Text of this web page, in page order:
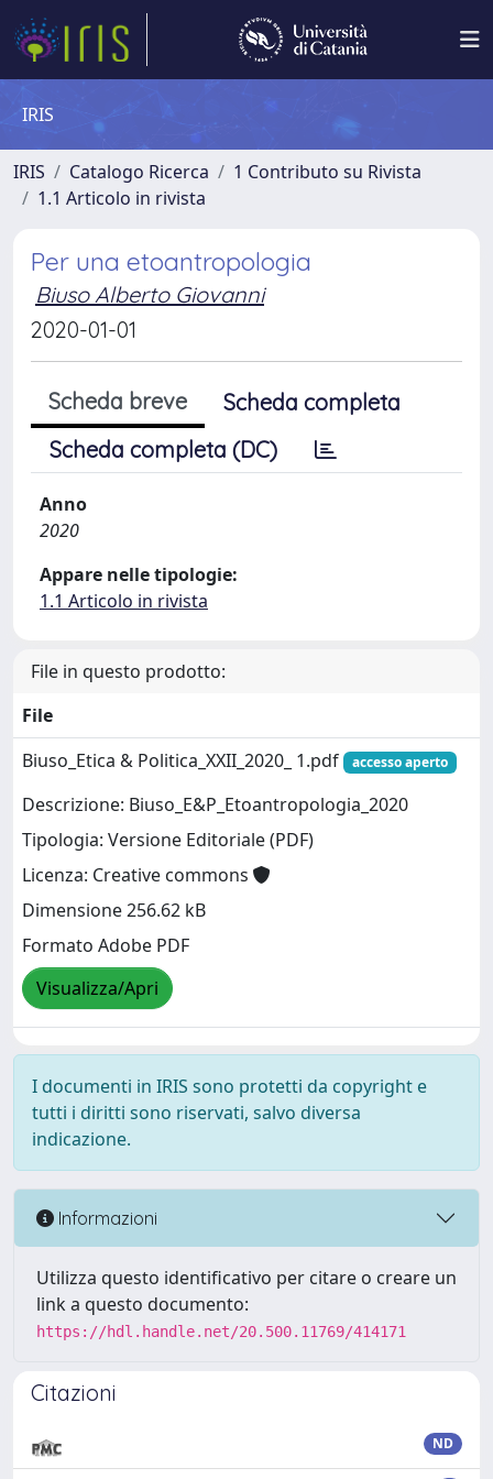
IRIS
IRIS Catalogo Ricerca
1 Contributo su Rivista
1.1 Articolo in rivista
Per una etoantropologia
Biuso Alberto Giovanni
2020-01-01
Scheda breve
Scheda completa
Scheda completa (DC)
Anno
2020
Appare nelle tipologie:
1.1 Articolo in rivista
File in questo prodotto:
File
Biuso_Etica & Politica_XXII_2020_ 1.pdf
accesso aperto
Descrizione: Biuso_E&P_Etoantropologia_2020
Tipologia: Versione Editoriale (PDF)
Licenza: Creative commons
Dimensione 256.62 kB
Formato Adobe PDF
Visualizza/Apri
I documenti in IRIS sono protetti da copyright e
tutti i diritti sono riservati, salvo diversa
indicazione.
Informazioni
Utilizza questo identificativo per citare o creare un
link a questo documento:
https://hdl.handle.net/20.500.11769/414171
Citazioni
ND